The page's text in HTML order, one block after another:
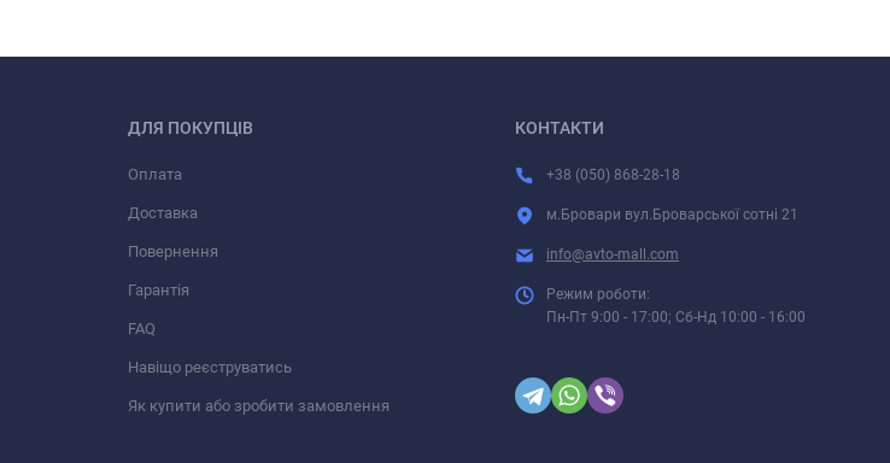
ДЛЯ ПОКУПЦІВ
Оплата
Доставка
Повернення
Гарантія
FAQ
Навіщо реєструватись
Як купити або зробити замовлення
КОНТАКТИ
+38 (050) 868-28-18
м.Бровари вул.Броварської сотні 21
info@avto-mall.com
Режим роботи:
Пн-Пт 9:00 - 17:00; Сб-Нд 10:00 - 16:00